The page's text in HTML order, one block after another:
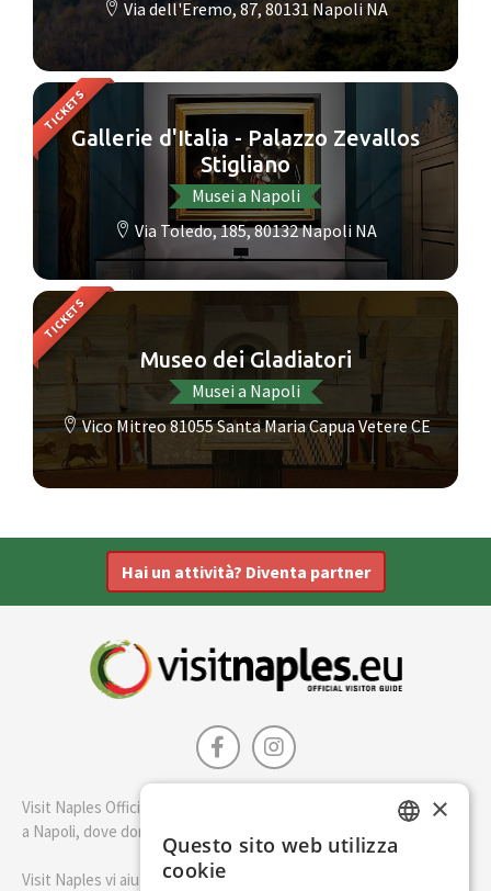
Via dell'Eremo, 87, 80131 Napoli NA
Gallerie d'Italia - Palazzo Zevallos
Stigliano
Musei a Napoli
Via Toledo, 185, 80132 Napoli NA
TICKETS
Museo dei Gladiatori
Musei a Napoli
Vico Mitreo 81055 Santa Maria Capua Vetere CE
TICKETS
Hai un attività? Diventa partner
Visit Naples Official è la guida della città di Napoli. Scopri cosa fare
a Napoli, dove dormire e i migliori posti dove mangiare.
Visit Naples vi aiuterà a pianificare il vostro viaggio a Napoli
×
Questo sito web utilizza
cookie